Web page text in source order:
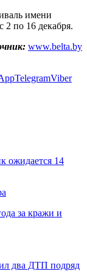
имени
2 по 16 декабря.
www.belta.by
TelegramViber
ожидается 14
за кражи и
два ДТП подряд